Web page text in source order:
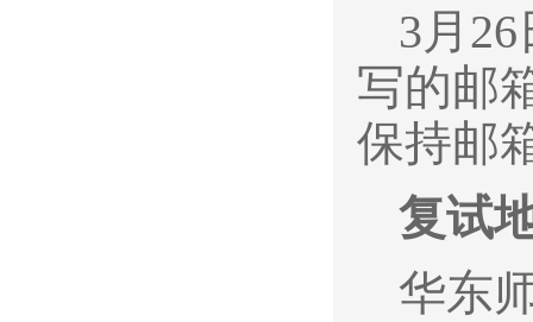
3月
写的邮
保持邮
复试
华东